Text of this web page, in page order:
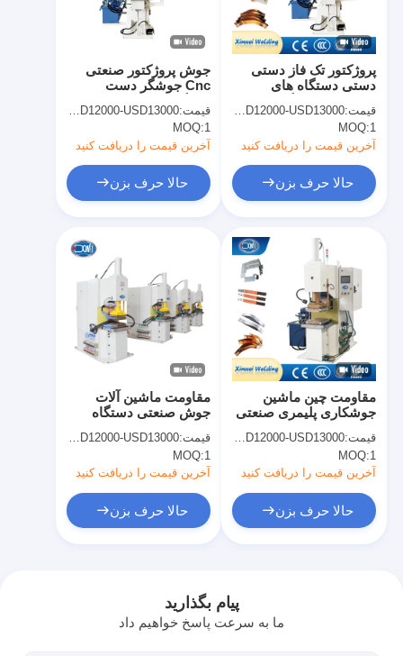
جوش پروژکتور صنعتی
Cnc جوشگر دست
قیمت:USD12000-USD13000
MOQ:1
آخرین قیمت را دریافت کنید
حالا حرف بزن
پروژکتور تک فاز دستی
دستی دستگاه های
جوشکاری دیفوزونی
قیمت:USD12000-USD13000
MOQ:1
آخرین قیمت را دریافت کنید
حالا حرف بزن
مقاومت ماشین آلات
جوش صنعتی دستگاه
مس
قیمت:USD12000-USD13000
MOQ:1
آخرین قیمت را دریافت کنید
حالا حرف بزن
مقاومت چین ماشین
جوشکاری پلیمری صنعتی
قیمت:USD12000-USD13000
MOQ:1
آخرین قیمت را دریافت کنید
حالا حرف بزن
پیام بگذارید
ما به سرعت پاسخ خواهیم داد